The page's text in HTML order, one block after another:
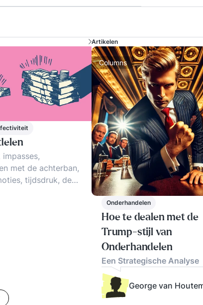
met de achterban,
tijdsdruk, de
Artikelen
Columns
Onderhandelen
Hoe te dealen met de
Trump-stijl van
Onderhandelen
Een Strategische Analyse
George van